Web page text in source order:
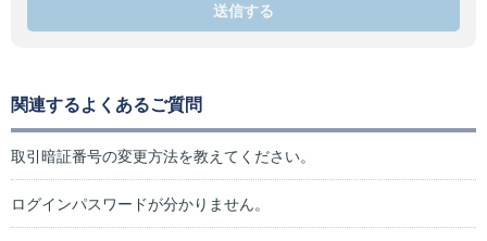
送信する
関連するよくあるご質問
取引暗証番号の変更方法を教えてください。
ログインパスワードが分かりません。